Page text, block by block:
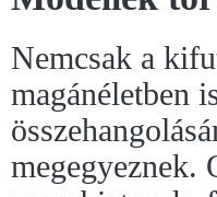
Nemcsak a
magánéletben
megegyeznek.